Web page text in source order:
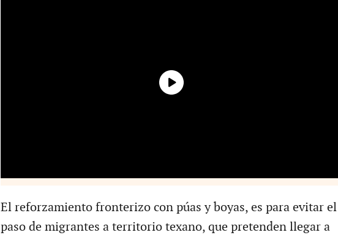
El reforzamiento fronterizo con púas y boyas, es para evitar el
paso de migrantes a territorio texano, que pretenden llegar a